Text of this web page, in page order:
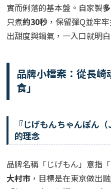
實而俐落的基本盤。自家製
只煮約30秒 ，保留彈Q並牢
出甜度與鍋氣，一入口就明
品牌小檔案：從長
食」
『じげもんちゃんぽん
的理念
品牌名稱「じげもん」意指
大村市 ，目標是在東京做出